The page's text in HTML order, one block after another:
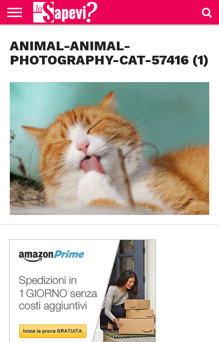
BENESSERE
GOSSIP
PRODOTTI
AMAZON
NEWS
CASA E
CUCINA
ANIMAL-ANIMAL-
PHOTOGRAPHY-CAT-57416 (1)